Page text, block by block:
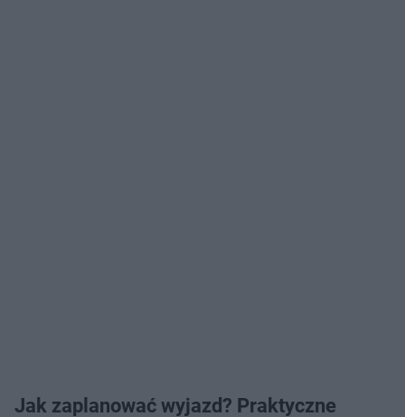
Jak zaplanować wyjazd? Praktyczne